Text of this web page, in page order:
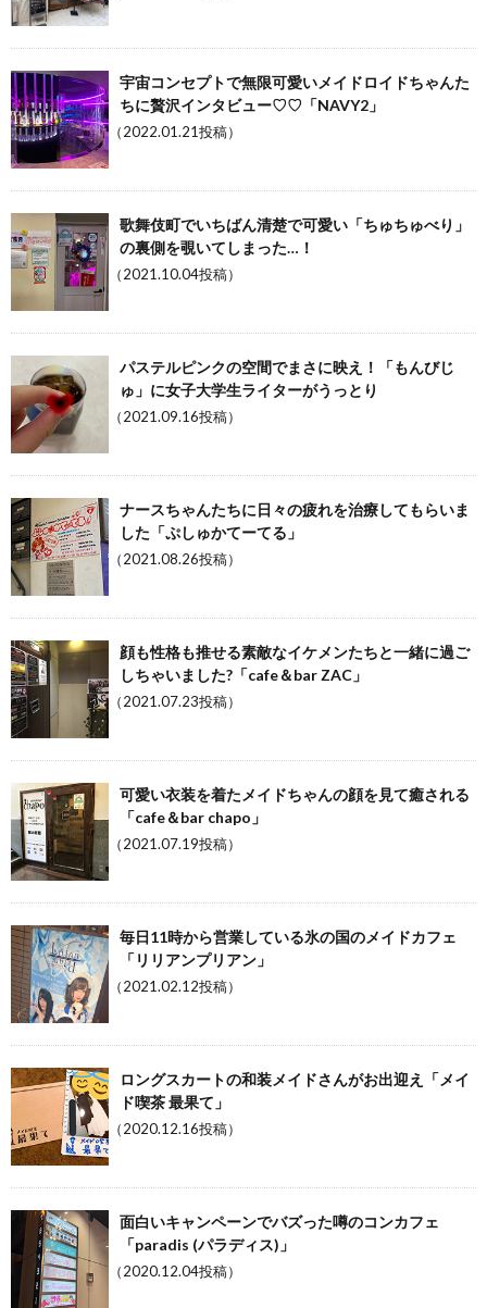
宇宙コンセプトで無限可愛いメイドロイドちゃんた
ちに贅沢インタビュー♡♡「NAVY2」
（2022.01.21投稿）
歌舞伎町でいちばん清楚で可愛い「ちゅちゅべり」
の裏側を覗いてしまった…！
（2021.10.04投稿）
パステルピンクの空間でまさに映え！「もんびじ
ゅ」に女子大学生ライターがうっとり
（2021.09.16投稿）
ナースちゃんたちに日々の疲れを治療してもらいま
した「ぷしゅかてーてる」
（2021.08.26投稿）
顔も性格も推せる素敵なイケメンたちと一緒に過ご
しちゃいました?「cafe＆bar ZAC」
（2021.07.23投稿）
可愛い衣装を着たメイドちゃんの顔を見て癒される
「cafe＆bar chapo」
（2021.07.19投稿）
毎日11時から営業している氷の国のメイドカフェ
「リリアンプリアン」
（2021.02.12投稿）
ロングスカートの和装メイドさんがお出迎え「メイ
ド喫茶 最果て」
（2020.12.16投稿）
面白いキャンペーンでバズった噂のコンカフェ
「paradis (パラディス)」
（2020.12.04投稿）